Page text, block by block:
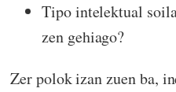
Tipo intelektual
zen gehiago?
Zer polok izan zuen ba,